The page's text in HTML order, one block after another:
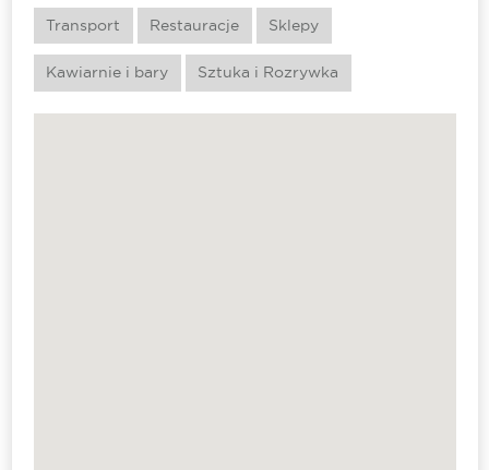
Transport Restauracje Sklepy
Kawiarnie i bary Sztuka i Rozrywka